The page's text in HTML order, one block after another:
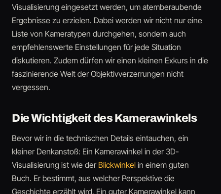
Visualisierung eingesetzt werden, um atemberaubende
Ergebnisse zu erzielen. Dabei werden wir nicht nur eine
Liste von Kameratypen durchgehen, sondern auch
empfehlenswerte Einstellungen für jede Situation
diskutieren. Zudem dürfen wir einen kleinen Exkurs in die
faszinierende Welt der Objektivverzerrungen nicht
vergessen.
Die Wichtigkeit des Kamerawinkels
Bevor wir in die technischen Details eintauchen, ein
kleiner Denkanstoß: Ein Kamerawinkel in der 3D-
Visualisierung ist wie der Blickwinkel in einem guten
Buch. Er bestimmt, aus welcher Perspektive die
Geschichte erzählt wird. Ein guter Kamerawinkel kann